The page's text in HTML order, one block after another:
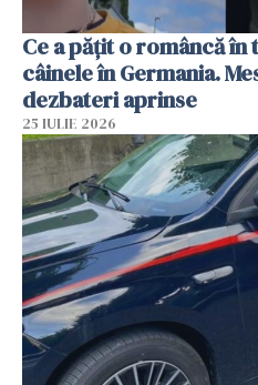
Ce a pățit o româncă
câinele în Germania.
dezbateri aprinse
25 IULIE 2026